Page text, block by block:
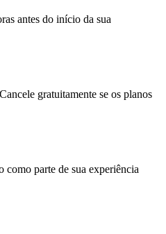
antes do início da sua
gratuitamente se os planos
parte de sua experiência